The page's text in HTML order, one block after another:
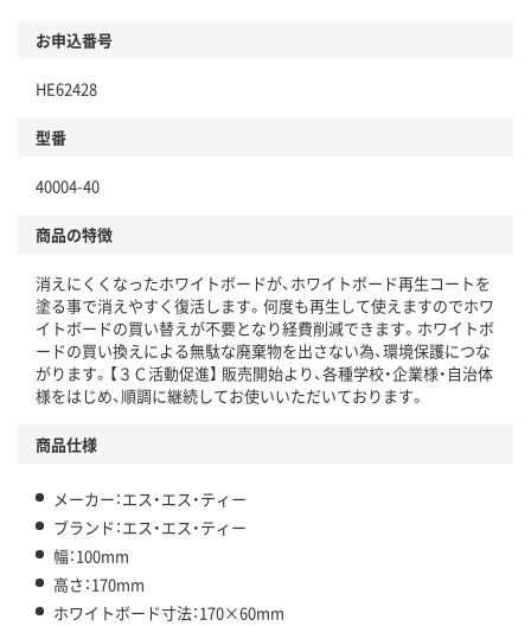
お申込番号
HE62428
型番
40004-40
商品の特徴
消えにくくなったホワイトボードが、ホワイトボード再生コートを
塗る事で消えやすく復活します。何度も再生して使えますのでホワ
イトボードの買い替えが不要となり経費削減できます。ホワイトボ
ードの買い換えによる無駄な廃棄物を出さない為、環境保護につな
がります。【３Ｃ活動促進】 販売開始より、各種学校・企業様・自治体
様をはじめ、順調に継続してお使いいただいております。
商品仕様
メーカー：エス・エス・ティー
ブランド：エス・エス・ティー
幅：100mm
高さ：170mm
ホワイトボード寸法：170×60mm